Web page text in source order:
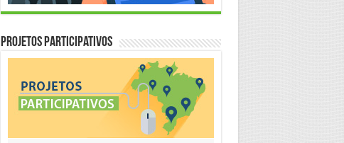
Projetos Participativos